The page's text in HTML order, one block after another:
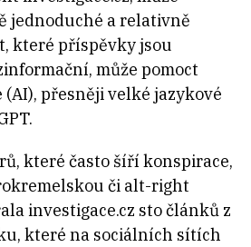
jednoduché a relativně
které příspěvky jsou
může pomoct
přesněji velké jazykové
které často šíří konspirace,
či alt-right
investigace.cz sto článků z
které na sociálních sítích